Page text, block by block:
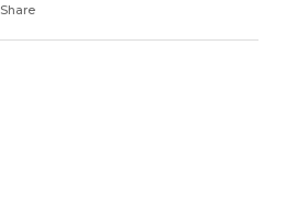
Share